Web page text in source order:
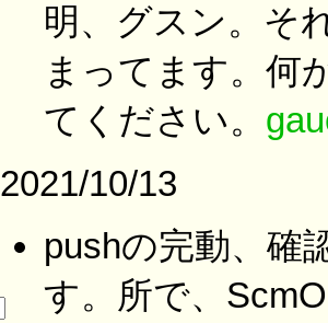
明、グスン。そ
まってます。何
てください。
2021/10/13
pushの完動、確
す。所で、